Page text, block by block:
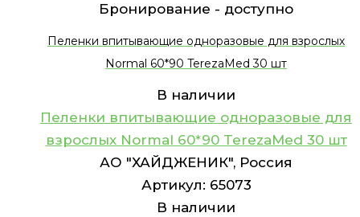
Бронирование - доступно
Пеленки впитывающие одноразовые для взрослых
Normal 60*90 TerezaMed 30 шт
В наличии
Пеленки впитывающие одноразовые для
взрослых Normal 60*90 TerezaMed 30 шт
АО "ХАЙДЖЕНИК", Россия
Артикул: 65073
В наличии